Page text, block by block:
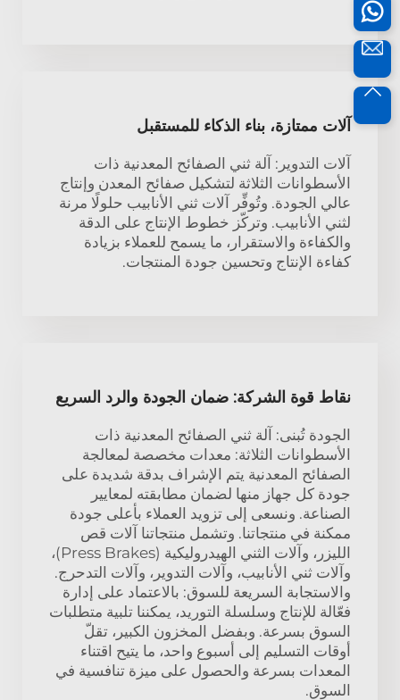
آلات ممتازة، بناء الذكاء للمستقبل
آلات التدوير: آلة ثني الصفائح المعدنية ذات
الأسطوانات الثلاثة لتشكيل صفائح المعدن وإنتاج
عالي الجودة. وتُوفِّر آلات ثني الأنابيب حلولًا مرنة
لثني الأنابيب. وتركّز خطوط الإنتاج على الدقة
والكفاءة والاستقرار، ما يسمح للعملاء بزيادة
كفاءة الإنتاج وتحسين جودة المنتجات.
نقاط قوة الشركة: ضمان الجودة والرد السريع
الجودة تُبنى: آلة ثني الصفائح المعدنية ذات
الأسطوانات الثلاثة: معدات مخصصة لمعالجة
الصفائح المعدنية يتم الإشراف بدقة شديدة على
جودة كل جهاز منها لضمان مطابقته لمعايير
الصناعة. ونسعى إلى تزويد العملاء بأعلى جودة
ممكنة في منتجاتنا. وتشمل منتجاتنا آلات قص
الليزر، وآلات الثني الهيدروليكية (Press Brakes)،
وآلات ثني الأنابيب، وآلات التدوير، وآلات التدحرج.
والاستجابة السريعة للسوق: بالاعتماد على إدارة
فعّالة للإنتاج وسلسلة التوريد، يمكننا تلبية متطلبات
السوق بسرعة. وبفضل المخزون الكبير، تقلّ
أوقات التسليم إلى أسبوع واحد، ما يتيح اقتناء
المعدات بسرعة والحصول على ميزة تنافسية في
السوق.